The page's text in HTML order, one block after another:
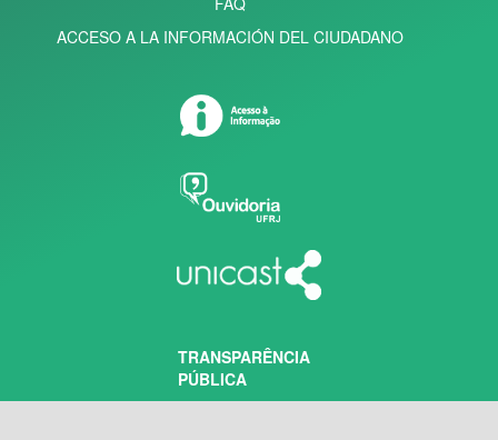
ACCESO A LA INFORMACIÓN DEL CIUDADANO
TRANSPARÊNCIA
PÚBLICA